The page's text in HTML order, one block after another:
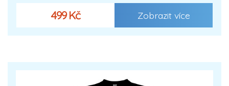
499 Kč Zobrazit více